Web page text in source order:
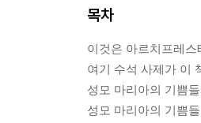
목차
이것은 아르치프레
여기 수석 사제가 이
성모 마리아의 기쁨
성모 마리아의 기쁨